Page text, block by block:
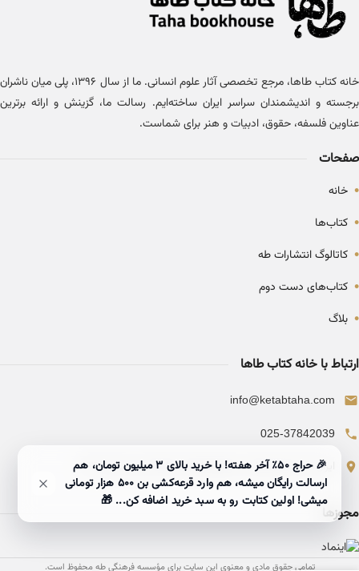
خانه کتاب طاها، مرجع تخصصی آثار علوم انسانی. ما از سال ۱۳۹۶، پلی میان ناشران
برجسته و اندیشمندان سراسر ایران ساخته‌ایم. رسالت ما، گزینش و ارائه برترین
عناوین فلسفه، حقوق، ادبیات و هنر برای شماست.
صفحات
• خانه
• کتاب‌ها
• کاتالوگ انتشارات طه
• کتاب‌های دست دوم
• بلاگ
ارتباط با خانه کتاب طاها
info@ketabtaha.com
025-37842039
ایران، قم، بلوار معلم، مجتمع ناشران، طبقه سوم، واحد ۳۱۴
مجوزها
تمامی حقوق مادی و معنوی این سایت برای مؤسسه فرهنگی طه محفوظ است.
🎉 حراج ۵۰٪ آخر هفته! با خرید بالای 3 میلیون تومان، هم
ارسالت رایگان میشه، هم وارد قرعه‌کشی بن ۵۰۰ هزار تومانی
میشی! اولین کتابت رو به سبد خرید اضافه کن... 🎁